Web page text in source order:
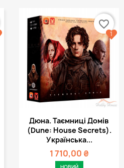
Дюна. Таємниці Домів
(Dune: House Secrets).
Українська...
1 710,00 ₴
favorite_border
1